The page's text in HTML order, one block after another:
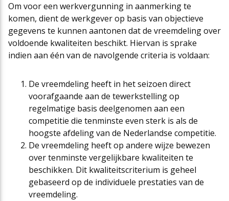
Om voor een werkvergunning in aanmerking te
komen, dient de werkgever op basis van objectieve
gegevens te kunnen aantonen dat de vreemdeling over
voldoende kwaliteiten beschikt. Hiervan is sprake
indien aan één van de navolgende criteria is voldaan:
De vreemdeling heeft in het seizoen direct
voorafgaande aan de tewerkstelling op
regelmatige basis deelgenomen aan een
competitie die tenminste even sterk is als de
hoogste afdeling van de Nederlandse competitie.
De vreemdeling heeft op andere wijze bewezen
over tenminste vergelijkbare kwaliteiten te
beschikken. Dit kwaliteitscriterium is geheel
gebaseerd op de individuele prestaties van de
vreemdeling.